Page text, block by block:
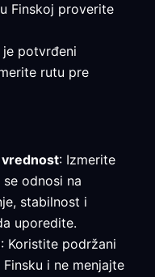
Finskoj proverite
je potvrđeni
rutu pre
: Izmerite
odnosi na
stabilnost i
uporedite.
: Koristite podržani
i ne menjajte